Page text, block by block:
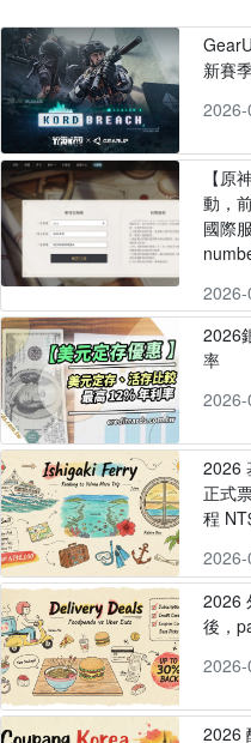
新賽
【原
動，
國際
2026
率
2026
正式
程
2026-
2026
後，
2026-
2026